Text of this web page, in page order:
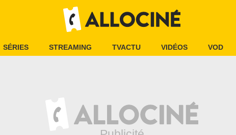
SÉRIES STREAMING TVACTU VIDÉOS VOD